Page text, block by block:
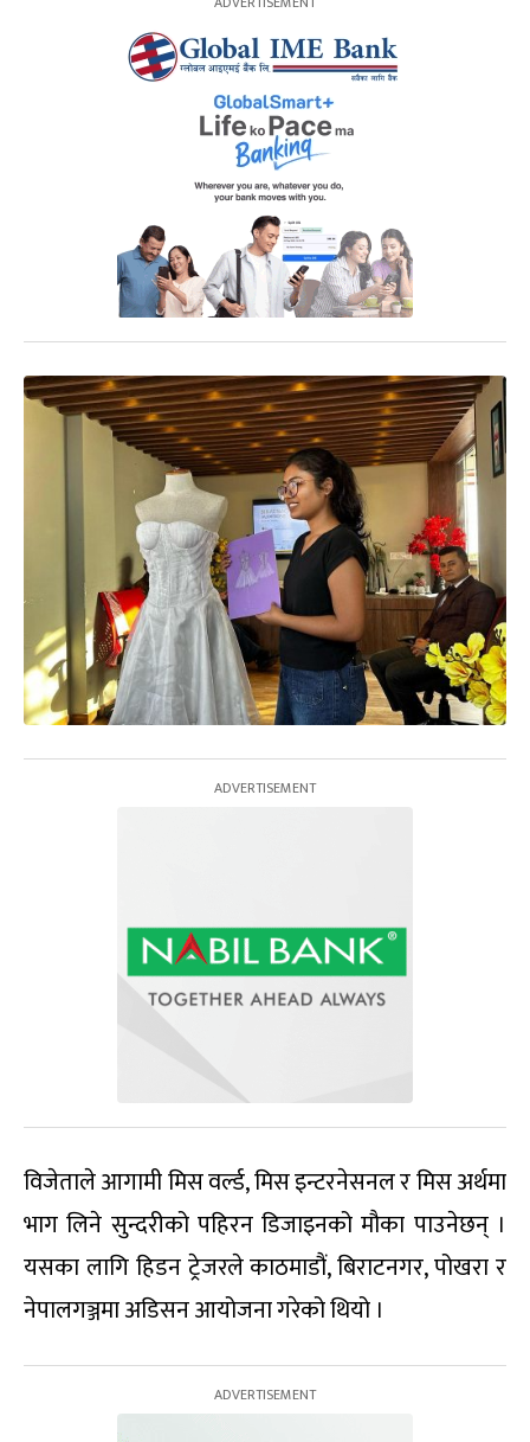
विजेताले आगामी मिस वर्ल्ड, मिस इन्टरनेसनल र मिस अर्थमा
भाग लिने सुन्दरीको पहिरन डिजाइनको मौका पाउनेछन् ।
यसका लागि हिडन ट्रेजरले काठमाडौं, बिराटनगर, पोखरा र
नेपालगञ्जमा अडिसन आयोजना गरेको थियो ।